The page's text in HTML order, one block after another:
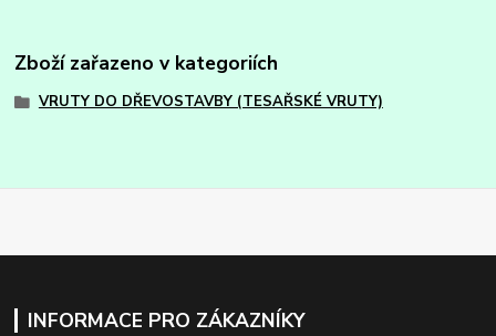
Zboží zařazeno v kategoriích
VRUTY DO DŘEVOSTAVBY (TESAŘSKÉ VRUTY)
INFORMACE PRO ZÁKAZNÍKY